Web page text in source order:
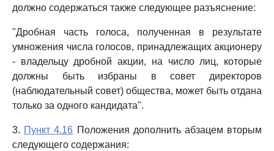
должно содержаться также следующее разъяснение:
"Дробная часть голоса, полученная в результате
умножения числа голосов, принадлежащих акционеру
- владельцу дробной акции, на число лиц, которые
должны быть избраны в совет директоров
(наблюдательный совет) общества, может быть отдана
только за одного кандидата".
3. Пункт 4.16 Положения дополнить абзацем вторым
следующего содержания: